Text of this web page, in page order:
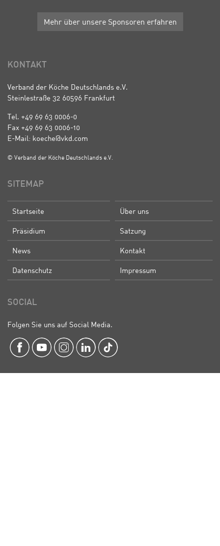
Mehr über unsere Sponsoren erfahren
KONTAKT
Verband der Köche Deutschlands e.V.
Steinlestraße 32 60596 Frankfurt
Tel. +49 69 63 0006-0
Fax +49 69 63 0006-10
E-Mail: koeche@vkd.com
© Verband der Köche Deutschlands e.V.
SITEMAP
Startseite Über uns
Präsidium Satzung
News Kontakt
Datenschutz Impressum
SOCIAL
Folgen Sie uns auf Social Media.